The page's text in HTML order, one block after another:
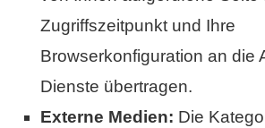
Zugriffszeitpunkt und Ihre
Browserkonfiguration an die
Dienste übertragen.
Externe Medien: Die